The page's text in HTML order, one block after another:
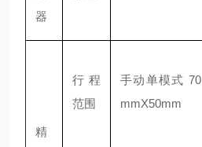
器
精
行程
范围
手动单模式 70
mmX50mm